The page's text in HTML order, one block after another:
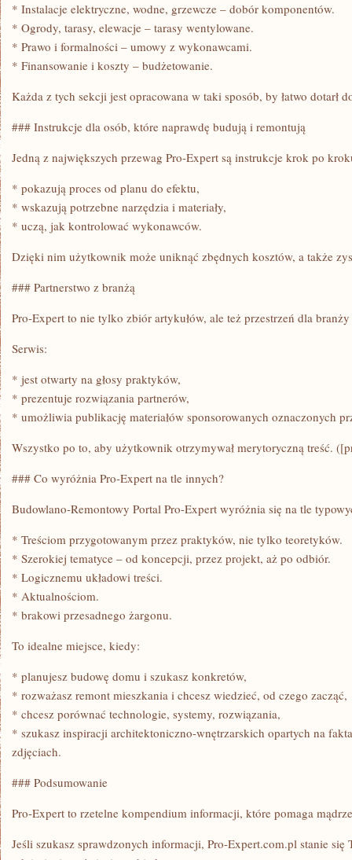
* Instalacje elektryczne, wodne, grzewcze – dobór komponentów.
* Ogrody, tarasy, elewacje – tarasy wentylowane.
* Prawo i formalności – umowy z wykonawcami.
* Finansowanie i koszty – budżetowanie.
Każda z tych sekcji jest opracowana w taki sposób, by łatwo dotarł
### Instrukcje dla osób, które naprawdę budują i remontują
Jedną z największych przewag Pro-Expert są instrukcje krok po
* pokazują proces od planu do efektu,
* wskazują potrzebne narzędzia i materiały,
* uczą, jak kontrolować wykonawców.
Dzięki nim użytkownik może uniknąć zbędnych kosztów, a także
### Partnerstwo z branżą
Pro-Expert to nie tylko zbiór artykułów, ale też przestrzeń dla
Serwis:
* jest otwarty na głosy praktyków,
* prezentuje rozwiązania partnerów,
* umożliwia publikację materiałów sponsorowanych oznaczonych
Wszystko po to, aby użytkownik otrzymywał merytoryczną treść.
### Co wyróżnia Pro-Expert na tle innych?
Budowlano-Remontowy Portal Pro-Expert wyróżnia się na tle
* Treściom przygotowanym przez praktyków, nie tylko teoretyków.
* Szerokiej tematyce – od koncepcji, przez projekt, aż po odbiór.
* Logicznemu układowi treści.
* Aktualnościom.
* brakowi przesadnego żargonu.
To idealne miejsce, kiedy:
* planujesz budowę domu i szukasz konkretów,
* rozważasz remont mieszkania i chcesz wiedzieć, od czego zacząć,
* chcesz porównać technologie, systemy, rozwiązania,
* szukasz inspiracji architektoniczno-wnętrzarskich opartych na
zdjęciach.
### Podsumowanie
Pro-Expert to rzetelne kompendium informacji, które pomaga
Jeśli szukasz sprawdzonych informacji, Pro-Expert.com.pl stanie się